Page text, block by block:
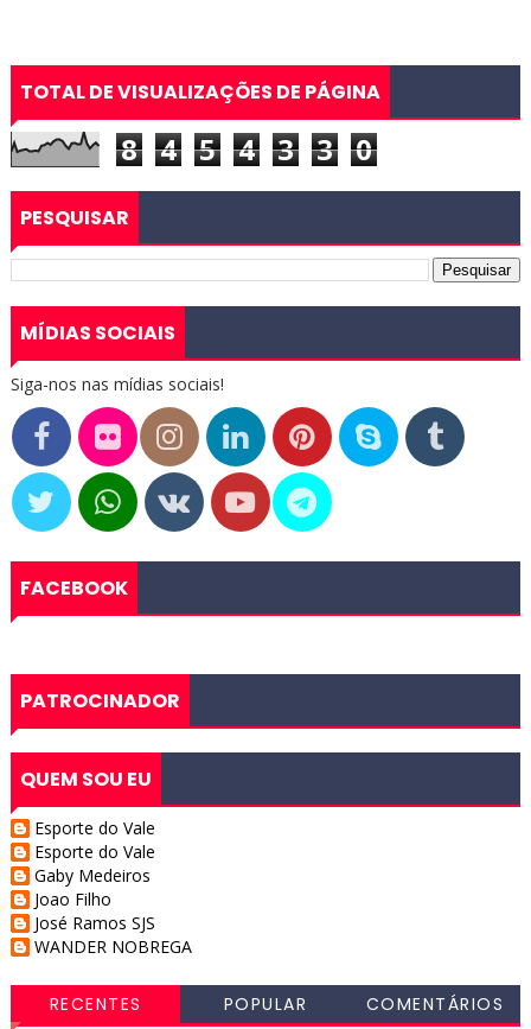
TOTAL DE VISUALIZAÇÕES DE PÁGINA
8 4 5 4 3 3 0
PESQUISAR
MÍDIAS SOCIAIS
Siga-nos nas mídias sociais!
FACEBOOK
PATROCINADOR
QUEM SOU EU
Esporte do Vale
Esporte do Vale
Gaby Medeiros
Joao Filho
José Ramos SJS
WANDER NOBREGA
RECENTES POPULAR COMENTÁRIOS